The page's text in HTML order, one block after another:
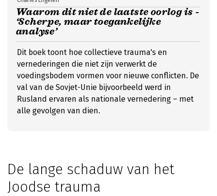
Waarom dit niet de laatste oorlog is -
‘Scherpe, maar toegankelijke
analyse’
Dit boek toont hoe collectieve trauma's en
vernederingen die niet zijn verwerkt de
voedingsbodem vormen voor nieuwe conflicten. De
val van de Sovjet-Unie bijvoorbeeld werd in
Rusland ervaren als nationale vernedering – met
alle gevolgen van dien.
De lange schaduw van het
Joodse trauma